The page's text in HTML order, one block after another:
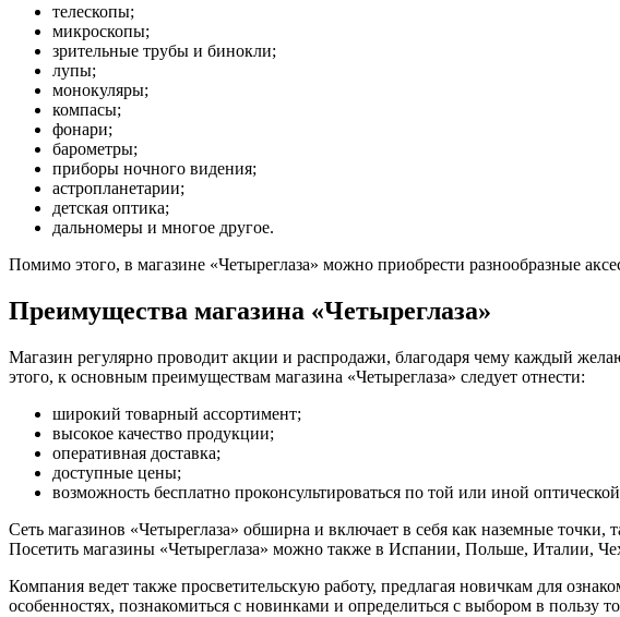
телескопы;
микроскопы;
зрительные трубы и бинокли;
лупы;
монокуляры;
компасы;
фонари;
барометры;
приборы ночного видения;
астропланетарии;
детская оптика;
дальномеры и многое другое.
Помимо этого, в магазине «Четыреглаза» можно приобрести разнообразные
Преимущества магазина «Четыреглаза»
Магазин регулярно проводит акции и распродажи, благодаря чему каждый
этого, к основным преимуществам магазина «Четыреглаза» следует отнести:
широкий товарный ассортимент;
высокое качество продукции;
оперативная доставка;
доступные цены;
возможность бесплатно проконсультироваться по той или иной
Сеть магазинов «Четыреглаза» обширна и включает в себя как наземные
Посетить магазины «Четыреглаза» можно также в Испании, Польше, Италии,
Компания ведет также просветительскую работу, предлагая новичкам для
особенностях, познакомиться с новинками и определиться с выбором в пользу